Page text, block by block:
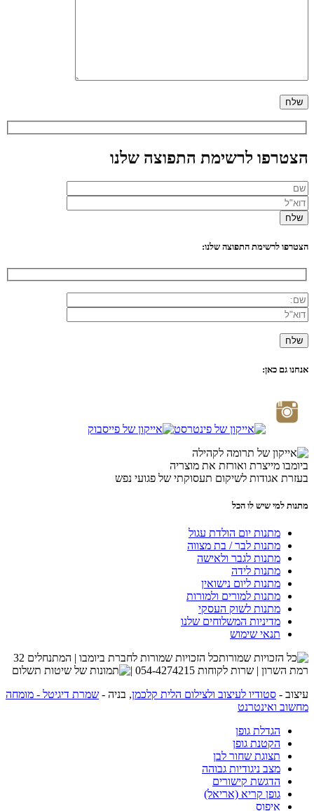
הצטרפו לרשימת התפוצה שלנו
הצטרפו לרשימת התפוצה שלנו:
אנחנו גם כאן:
ביומבו מייצרת ואורזת את מוצריה
בעזרת אגודות לשיקום תעסוקתי של פגועי נפש
מתנות למי שיש לו הכל
מתנות יום הולדת עגול
מתנות לבר / בת מצווה
מתנות לגבר ולאישה
מתנות לידה
מתנות ליום נישואין
מתנות למורים ולמורות
מתנות לשוק העסקי
מדיניות המשלוחים שלנו
תנאי שימוש
כל הזכויות שמורות לחברת ביומבו | המתנחלים 32
רמת השרון | שרות לקוחות 054-4274215 |
עיצוב - סטודיו לעיצוב ולצילום הלית קלכמן, בניה - שמרת דיגיטל - מומחה
מחשוב ואינטרנט
הגדלת גופן
הקטנת גופן
תצוגת שחור לבן
מצב ניגודיות גבוהה
הדגשת קישורים
גופן קריא (אריאל)
איפוס